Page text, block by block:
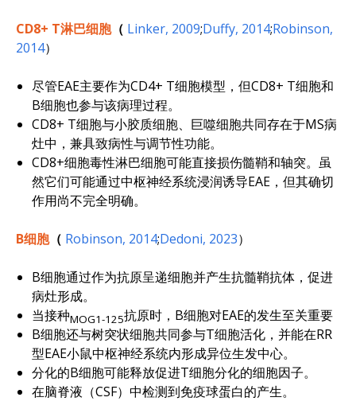
CD8+ T淋巴细胞（ Linker, 2009;Duffy, 2014;Robinson,
2014）
尽管EAE主要作为CD4+ T细胞模型，但CD8+ T细胞和
B细胞也参与该病理过程。
CD8+ T细胞与小胶质细胞、巨噬细胞共同存在于MS病
灶中，兼具致病性与调节性功能。
CD8+细胞毒性淋巴细胞可能直接损伤髓鞘和轴突。虽
然它们可能通过中枢神经系统浸润诱导EAE，但其确切
作用尚不完全明确。
B细胞（ Robinson, 2014;Dedoni, 2023）
B细胞通过作为抗原呈递细胞并产生抗髓鞘抗体，促进
病灶形成。
当接种MOG1-125抗原时，B细胞对EAE的发生至关重要
B细胞还与树突状细胞共同参与T细胞活化，并能在RR
型EAE小鼠中枢神经系统内形成异位生发中心。
分化的B细胞可能释放促进T细胞分化的细胞因子。
在脑脊液（CSF）中检测到免疫球蛋白的产生。